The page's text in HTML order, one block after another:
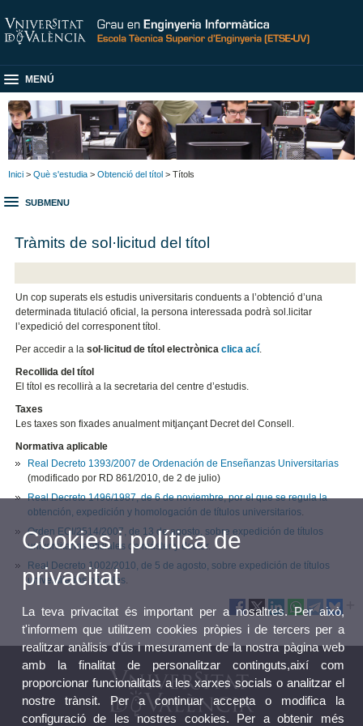
MENÚ
Inici > Què s'estudia > Obtenció del títol > Títols
SUBMENU
Tràmits de sol·licitud del títol
Un cop superats els estudis universitaris conduents a l’obtenció d’una
determinada titulació oficial, la persona interessada podrà sol.licitar
l’expedició del corresponent títol.
Per accedir a lasol·licitud de títol electrònica clica ací.
Recollida del títol
El títol es recollirà a la secretaria del centre d’estudis.
Taxes
Les taxes son fixades anualment mitjançant Decret del Consell.
Normativa aplicable
Real Decreto 1393/2007 de Ordenación de Enseñanzas Universitarias
(modificado por RD 861/2010, de 2 de julio)
Real Decreto 1496/1987, de 6 de noviembre, por el que se regula la
obtención, expedición y homologación de títulos universitarios.
Orden ECI/2514/2007, de 13 de agosto, sobre expedición de títulos
universitarios oficiales de máster y doctor.
Real Decreto 1002/2010, de 5 de agosto, sobre expedición de títulos
universitarios oficiales.
Cookies i política de
privacitat
La teva privacitat és important per a nosaltres. Per això,
t'informem que utilitzem cookies pròpies i de tercers per a
realitzar anàlisis d'ús i mesurament de la nostra pàgina web
amb la finalitat de personalitzar continguts,així com
proporcionar funcionalitats a les xarxes socials o analitzar el
nostre trànsit. Per a continuar accepta o modifica la
configuració de les nostres cookies. Per a obtenir més